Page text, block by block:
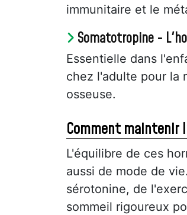
immunitaire et le
Somatotropine -
Essentielle dans
chez l'adulte pour la
osseuse.
Comment maintenir
L'équilibre de ces
aussi de mode de
sérotonine, de
sommeil rigoureux